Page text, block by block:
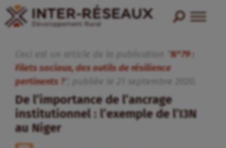
N°79 :
Filets sociaux, des outils de résilience
pertinents ?", publiée
De l’importance de l’ancrage
institutionnel : l’exemple de l’I3N
au Niger